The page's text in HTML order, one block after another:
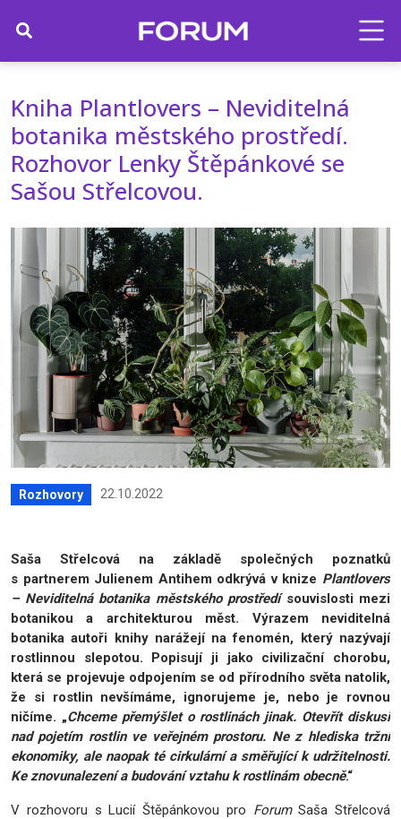
Kniha Plantlovers – Neviditelná
botanika městského prostředí.
Rozhovor Lenky Štěpánkové se
Sašou Střelcovou.
Rozhovory 22.10.2022
Saša Střelcová na základě společných poznatků
s partnerem Julienem Antihem odkrývá v knize Plantlovers
– Neviditelná botanika městského prostředísouvislosti mezi
botanikou a architekturou měst. Výrazem neviditelná
botanika autoři knihy narážejí na fenomén, který nazývají
rostlinnou slepotou. Popisují ji jako civilizační chorobu,
která se projevuje odpojením se od přírodního světa natolik,
že si rostlin nevšímáme, ignorujeme je, nebo je rovnou
ničíme. „Chceme přemýšlet o rostlinách jinak. Otevřít diskusi
nad pojetím rostlin ve veřejném prostoru. Ne z hlediska tržní
ekonomiky, ale naopak té cirkulární a směřující k udržitelnosti.
Ke znovunalezení a budování vztahu k rostlinám obecně.“
V rozhovoru s Lucií Štěpánkovou pro ForumSaša Střelcová